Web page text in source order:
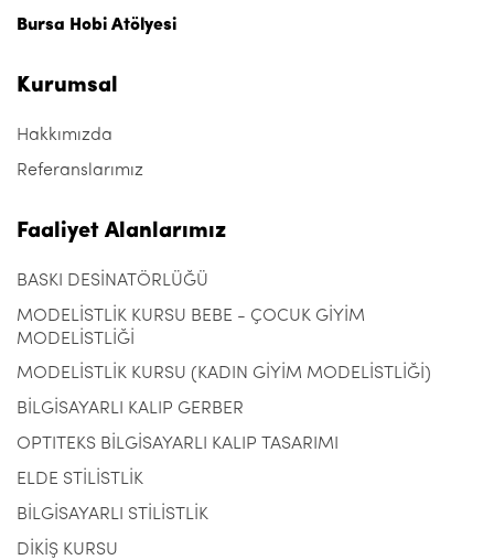
Bursa Hobi Atölyesi
Kurumsal
Hakkımızda
Referanslarımız
Faaliyet Alanlarımız
BASKI DESİNATÖRLÜĞÜ
MODELİSTLİK KURSU BEBE - ÇOCUK GİYİM
MODELİSTLİĞİ
MODELİSTLİK KURSU (KADIN GİYİM MODELİSTLİĞİ)
BİLGİSAYARLI KALIP GERBER
OPTITEKS BİLGİSAYARLI KALIP TASARIMI
ELDE STİLİSTLİK
BİLGİSAYARLI STİLİSTLİK
DİKİŞ KURSU